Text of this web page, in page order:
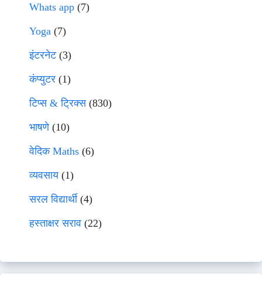
Whats app (7)
Yoga (7)
इंटरनेट(3)
कंप्युटर (1)
टिप्स & ट्रिक्स(830)
भाषणे(10)
वेदिक Maths (6)
व्यवसाय(1)
सरल विद्यार्थी(4)
हस्ताक्षर सराव (22)